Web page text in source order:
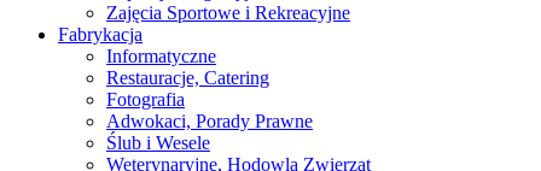
Zajęcia Sportowe i Rekreacyjne
Fabrykacja
Informatyczne
Restauracje, Catering
Fotografia
Adwokaci, Porady Prawne
Ślub i Wesele
Weterynaryjne, Hodowla Zwierząt